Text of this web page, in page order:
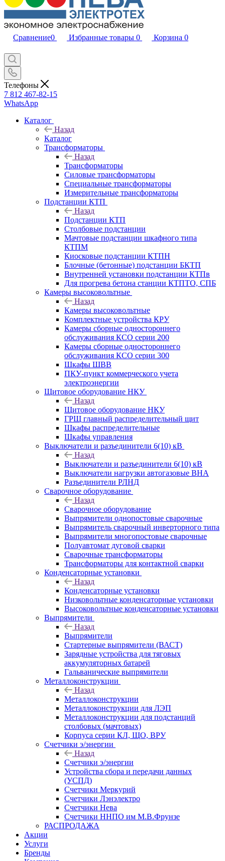
Сравнение0 Избранные товары 0 Корзина 0
Телефоны
7 812 467-82-15
WhatsApp
Каталог
Назад
Каталог
Трансформаторы
Назад
Трансформаторы
Силовые трансформаторы
Специальные трансформаторы
Измерительные трансформаторы
Подстанции КТП
Назад
Подстанции КТП
Столбовые подстанции
Мачтовые подстанции шкафного типа
КТПМ
Киосковые подстанции КТПН
Блочные (бетонные) подстанции БКТП
Внутренней установки подстанции КТПв
Для прогрева бетона станции КТПТО, СПБ
Камеры высоковольтные
Назад
Камеры высоковольтные
Комплектные устройства КРУ
Камеры сборные одностороннего
обслуживания КСО серии 200
Камеры сборные одностороннего
обслуживания КСО серии 300
Шкафы ШВВ
ПКУ-пункт коммерческого учета
электроэнергии
Щитовое оборудование НКУ
Назад
Щитовое оборудование НКУ
ГРЩ главный распределительный щит
Шкафы распределительные
Шкафы управления
Выключатели и разъединители 6(10) кВ
Назад
Выключатели и разъединители 6(10) кВ
Выключатели нагрузки автогазовые ВНА
Разъединители РЛНД
Сварочное оборудование
Назад
Сварочное оборудование
Выпрямители однопостовые сварочные
Выпрямитель сварочный инверторного типа
Выпрямители многопостовые сварочные
Полуавтомат дуговой сварки
Сварочные трансформаторы
Трансформаторы для контактной сварки
Конденсаторные установки
Назад
Конденсаторные установки
Низковольтные конденсаторные установки
Высоковольтные конденсаторные установки
Выпрямители
Назад
Выпрямители
Стартерные выпрямители (ВАСТ)
Зарядные устройства для тяговых
аккумуляторных батарей
Гальванические выпрямители
Металлоконструкции
Назад
Металлоконструкции
Металлоконструкции для ЛЭП
Металлоконструкции для подстанций
столбовых (мачтовых)
Корпуса серии КЛ, ЩО, ВРУ
Счетчики э/энергии
Назад
Счетчики э/энергии
Устройства сбора и передачи данных
(УСПД)
Счетчики Меркурий
Счетчики Лэнэлектро
Счетчики Нева
Счетчики ННПО им М.В.Фрунзе
РАСПРОДАЖА
Акции
Услуги
Бренды